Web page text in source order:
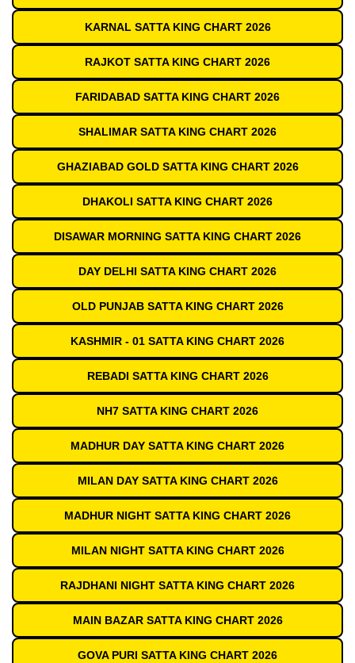
KARNAL SATTA KING CHART 2026
RAJKOT SATTA KING CHART 2026
FARIDABAD SATTA KING CHART 2026
SHALIMAR SATTA KING CHART 2026
GHAZIABAD GOLD SATTA KING CHART 2026
DHAKOLI SATTA KING CHART 2026
DISAWAR MORNING SATTA KING CHART 2026
DAY DELHI SATTA KING CHART 2026
OLD PUNJAB SATTA KING CHART 2026
KASHMIR - 01 SATTA KING CHART 2026
REBADI SATTA KING CHART 2026
NH7 SATTA KING CHART 2026
MADHUR DAY SATTA KING CHART 2026
MILAN DAY SATTA KING CHART 2026
MADHUR NIGHT SATTA KING CHART 2026
MILAN NIGHT SATTA KING CHART 2026
RAJDHANI NIGHT SATTA KING CHART 2026
MAIN BAZAR SATTA KING CHART 2026
GOVA PURI SATTA KING CHART 2026